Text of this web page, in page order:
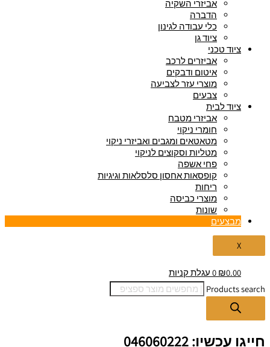
אביזרי השקיה
הדברה
כלי עבודה לגינון
ציוד גן
ציוד טכני
אביזרים לרכב
איטום ודבקים
מוצרי עזר לצביעה
צבעים
ציוד לבית
אביזרי מטבח
חומרי ניקוי
מטאטאים ומגבים ואביזרי ניקוי
מטליות וסקוצים לניקוי
פחי אשפה
קופסאות אחסון סלסלאות וגיגיות
ריחות
מוצרי כביסה
שונות
מבצעים
X
₪0.00
0 עגלת קניות
Products search
חייגו עכשיו: 046060222